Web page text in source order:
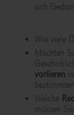
sich
Wie viele
Möchten
variieren
Welche
müssen